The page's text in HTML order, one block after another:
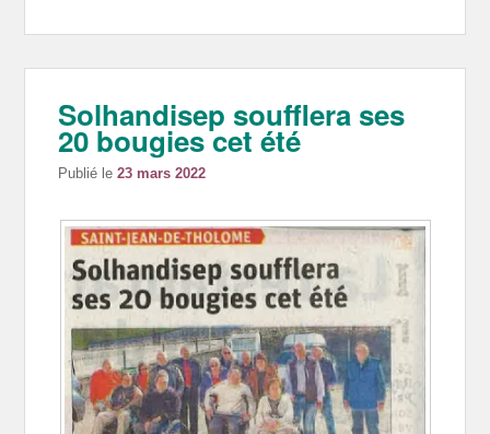
Solhandisep soufflera ses
20 bougies cet été
Publié le23 mars 2022